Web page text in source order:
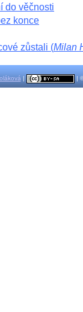
do věčnosti
konce
zůstali (Milan
| |